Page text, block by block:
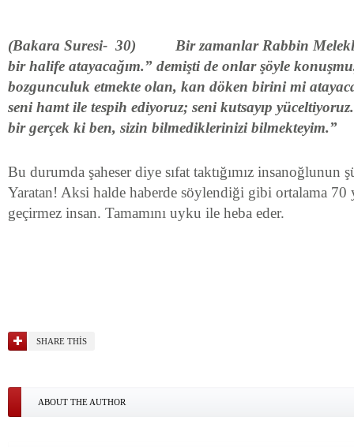
(Bakara Suresi- 30) Bir zamanlar Rabbin
bir halife atayacağım.” demişti de onlarşöyle konuşmu
bozgunculuk etmekte olan, kan döken birini mi
seni hamt ile tespih ediyoruz; seni kutsayıp yü
bir gerçek ki ben, sizin bilmediklerinizi bilmekteyim.”
Bu durumda şaheser diye sıfat taktığımız insanoğlunun
Yaratan! Aksi halde haberde söylendiği gibi ortalama 70
geçirmez insan. Tamamını uyku ile heba eder.
SHARE THIS
ABOUT THE AUTHOR